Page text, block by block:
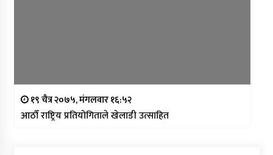
१९ चैत्र २०७५, मंगलवार १६:५२
आठौँ राष्ट्रिय प्रतियोगिताले खेलाडी उत्साहित